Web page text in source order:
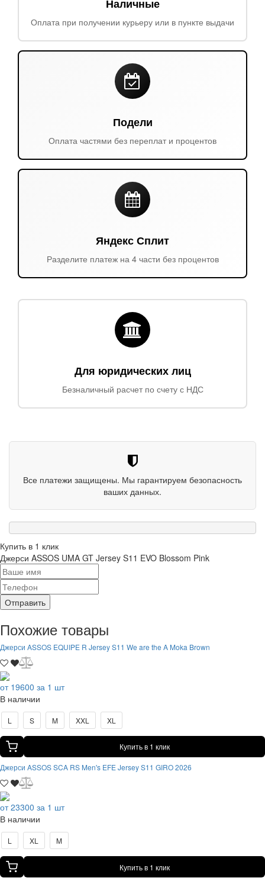
Наличные
Оплата при получении курьеру или в пункте выдачи
Подели
Оплата частями без переплат и процентов
Яндекс Сплит
Разделите платеж на 4 части без процентов
Для юридических лиц
Безналичный расчет по счету с НДС
Все платежи защищены. Мы гарантируем безопасность
ваших данных.
Купить в 1 клик
Джерси ASSOS UMA GT Jersey S11 EVO Blossom Pink
Отправить
Похожие товары
Джерси ASSOS EQUIPE R Jersey S11 We are the A Moka Brown
от 19600 за 1 шт
В наличии
L S M XXL XL
Купить в 1 клик
Джерси ASSOS SCA RS Men's EFE Jersey S11 GIRO 2026
от 23300 за 1 шт
В наличии
L XL M
Купить в 1 клик